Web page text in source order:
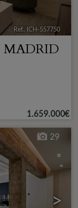
Ref.. ICH-557750
MADRID
1.659.000€
>
29